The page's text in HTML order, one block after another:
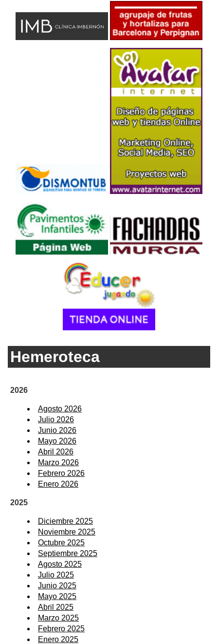
Hemeroteca
2026
Agosto 2026
Julio 2026
Junio 2026
Mayo 2026
Abril 2026
Marzo 2026
Febrero 2026
Enero 2026
2025
Diciembre 2025
Noviembre 2025
Octubre 2025
Septiembre 2025
Agosto 2025
Julio 2025
Junio 2025
Mayo 2025
Abril 2025
Marzo 2025
Febrero 2025
Enero 2025